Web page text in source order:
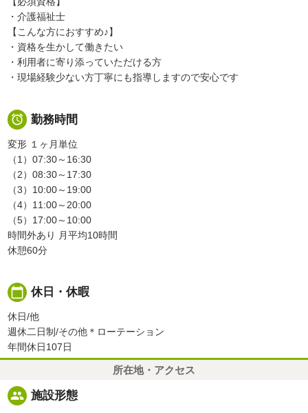
・介護福祉士
【こんな方におすすめ♪】
・資格を生かして働きたい
・利用者に寄り添っていただける方
・現場経験少ない方丁寧にも指導しますので安心です
 勤務時間
変形 １ヶ月単位
（1）07:30～16:30
（2）08:30～17:30
（3）10:00～19:00
（4）11:00～20:00
（5）17:00～10:00
時間外あり 月平均10時間
休憩60分
calendar_today 休日・休暇
休日/他
週休二日制/その他＊ローテーション
年間休日107日
所在地・アクセス
people 施設形態